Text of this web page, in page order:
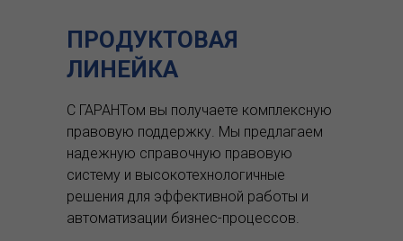
ПРОДУКТОВАЯ
ЛИНЕЙКА
С ГАРАНТом вы получаете комплексную
правовую поддержку. Мы предлагаем
надежную справочную правовую
систему и высокотехнологичные
решения для эффективной работы и
автоматизации бизнес-процессов.